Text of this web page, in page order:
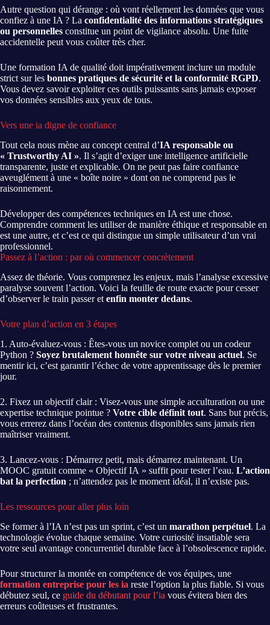
Autre question qui dérange : où vont réellement les données que vous
confiez à une IA ? La confidentialité des informations stratégiques
ou personnelles constitue un point de vigilance absolu. Une fuite
accidentelle peut vous coûter très cher.
Une formation IA de qualité doit impérativement inclure un module
strict sur les bonnes pratiques de sécurité et la conformité RGPD.
Vous devez savoir exploiter ces outils puissants sans jamais exposer
vos données sensibles aux yeux de tous.
Vers une ia digne de confiance
Tout cela nous mène au concept central d’IA responsable ou
« Trustworthy AI ». Il s’agit d’exiger une intelligence artificielle
transparente, juste et explicable. On ne peut pas faire confiance
aveuglément à une « boîte noire » dont on ne comprend pas le
raisonnement.
Développer des compétences techniques en IA est une chose.
Comprendre comment les utiliser de manière éthique et responsable en
est une autre, et c’est ce qui distingue un simple utilisateur d’un vrai
professionnel.
Passez à l’action : par où commencer concrètement
Assez de théorie. Vous comprenez les enjeux, mais l’analyse excessive
paralyse souvent l’action. Voici la feuille de route exacte pour cesser
d’observer le train passer et enfin monter dedans.
Votre plan d’action en 3 étapes
1. Auto-évaluez-vous : Êtes-vous un novice complet ou un codeur
Python ? Soyez brutalement honnête sur votre niveau actuel. Se
mentir ici, c’est garantir l’échec de votre apprentissage dès le premier
jour.
2. Fixez un objectif clair : Visez-vous une simple acculturation ou une
expertise technique pointue ? Votre cible définit tout. Sans but précis,
vous errerez dans l’océan des contenus disponibles sans jamais rien
maîtriser vraiment.
3. Lancez-vous : Démarrez petit, mais démarrez maintenant. Un
MOOC gratuit comme « Objectif IA » suffit pour tester l’eau. L’action
bat la perfection ; n’attendez pas le moment idéal, il n’existe pas.
Les ressources pour aller plus loin
Se former à l’IA n’est pas un sprint, c’est un marathon perpétuel. La
technologie évolue chaque semaine. Votre curiosité insatiable sera
votre seul avantage concurrentiel durable face à l’obsolescence rapide.
Pour structurer la montée en compétence de vos équipes, une
formation entreprise pour les ia reste l’option la plus fiable. Si vous
débutez seul, ce guide du débutant pour l’ia vous évitera bien des
erreurs coûteuses et frustrantes.